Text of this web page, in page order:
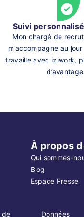
Suivi
Mon chargé de
m’accompagne au
travaille avec iziwork,
À propos
Qui sommes-
Blog
Espace Presse
de Données